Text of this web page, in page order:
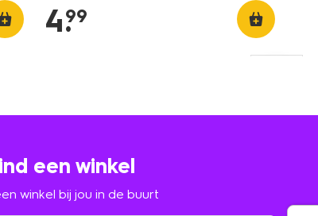
4.
99
een winkel
winkel bij jou in de buurt